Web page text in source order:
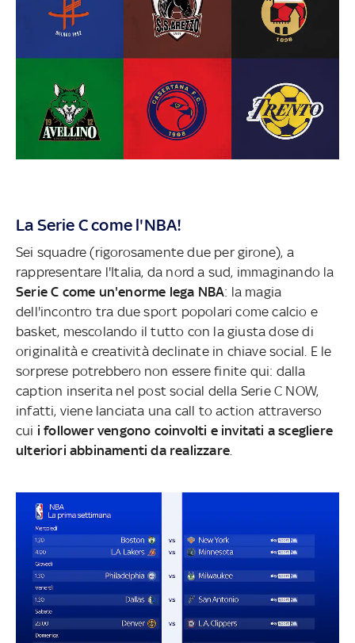
La Serie C come l'NBA!
Sei squadre (rigorosamente due per girone), a
rappresentare l'Italia, da nord a sud, immaginando la
Serie C come un'enorme lega NBA: la magia
dell'incontro tra due sport popolari come calcio e
basket, mescolando il tutto con la giusta dose di
originalità e creatività declinate in chiave social. E le
sorprese potrebbero non essere finite qui: dalla
caption inserita nel post social della Serie C NOW,
infatti, viene lanciata una call to action attraverso
cui i follower vengono coinvolti e invitati a scegliere
ulteriori abbinamenti da realizzare.